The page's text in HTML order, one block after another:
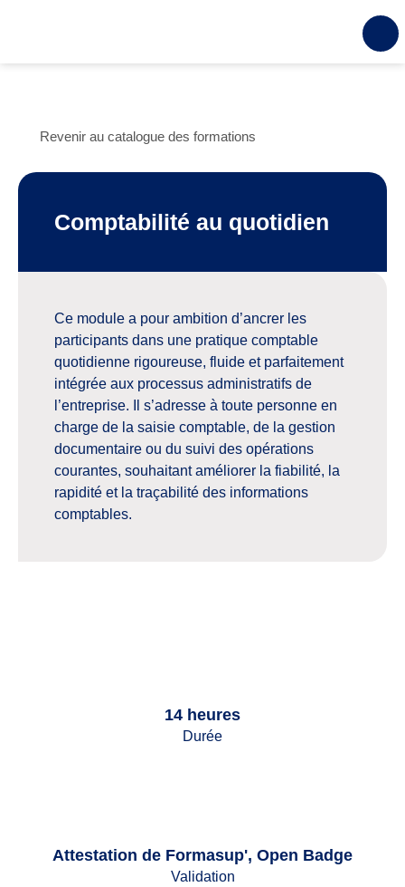
Revenir au catalogue des formations
Comptabilité au quotidien
Ce module a pour ambition d’ancrer les
participants dans une pratique comptable
quotidienne rigoureuse, fluide et parfaitement
intégrée aux processus administratifs de
l’entreprise. Il s’adresse à toute personne en
charge de la saisie comptable, de la gestion
documentaire ou du suivi des opérations
courantes, souhaitant améliorer la fiabilité, la
rapidité et la traçabilité des informations
comptables.
14 heures
Durée
Attestation de Formasup', Open Badge
Validation